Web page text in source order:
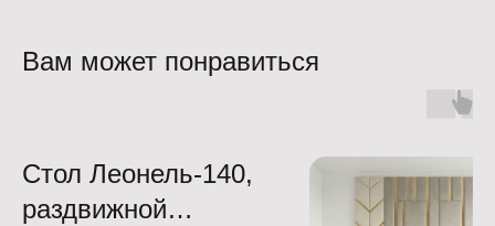
Вам может понравиться
Стол Леонель-140,
раздвижной